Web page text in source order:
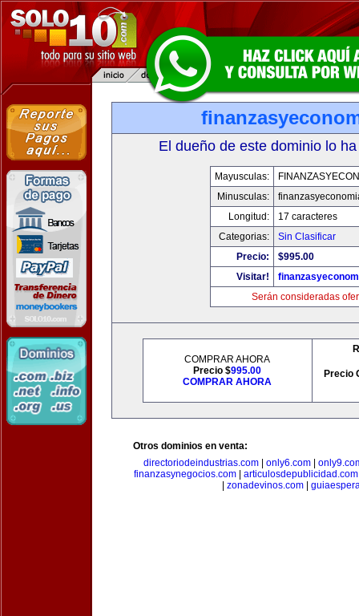
El dueño de este dominio lo
Mayusculas:
Minusculas:
Longitud:
17 caracteres
Categorias:
Sin Clasificar
Precio:
$995.00
Visitar!
Serán consideradas
COMPRAR AHORA
Precio $995.00
COMPRAR AHORA
Precio
Otros dominios en venta:
directoriodeindustrias.com| only6.com|
finanzasynegocios.com| articulosdepublicidad.com
zonadevinos.com|